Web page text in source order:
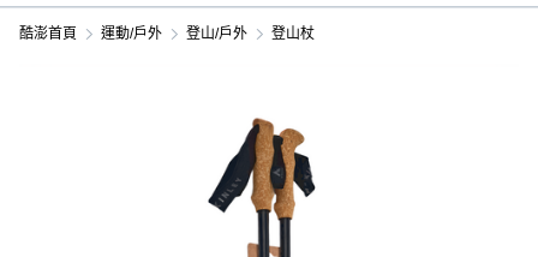
酷澎首頁 運動/戶外 登山/戶外 登山杖